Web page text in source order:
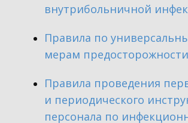
внутрибольничной
​Правила по
мерам предосторожности
​Правила проведения
и периодического
персонала по